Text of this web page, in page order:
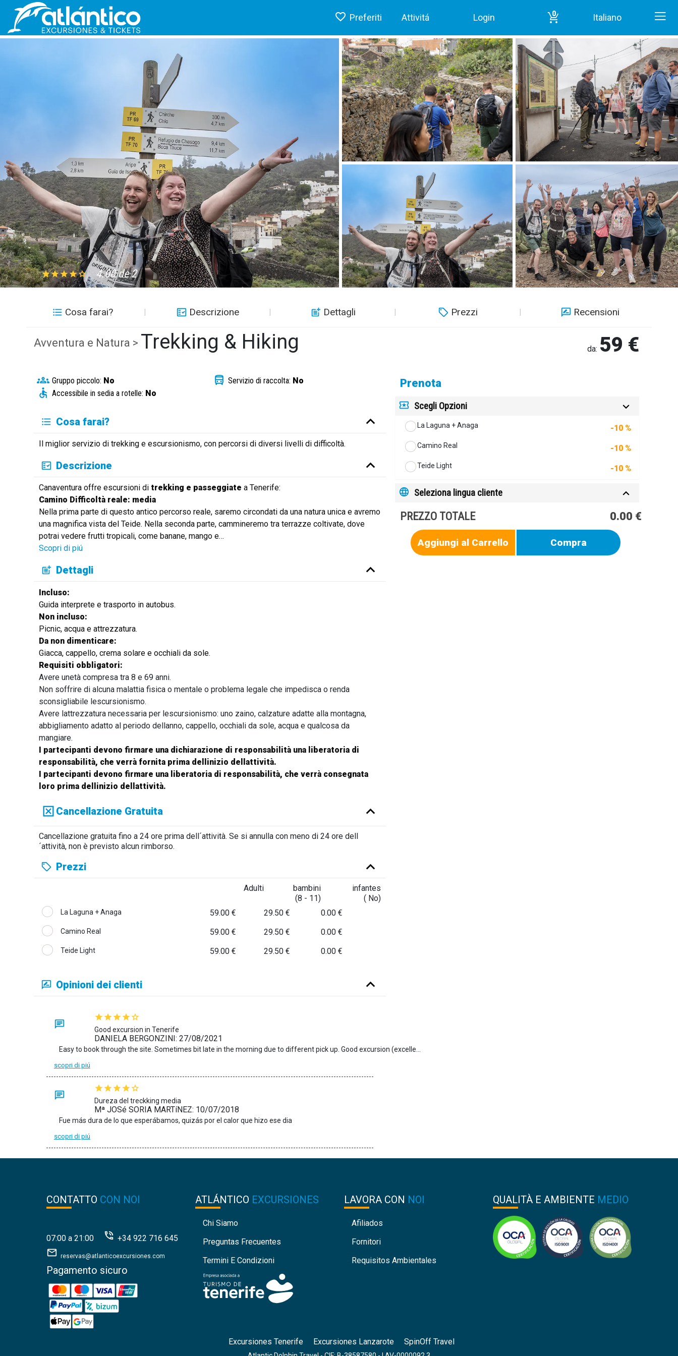
Preferiti Attivitá Login 0 Italiano
4.00 de 2
Cosa farai? Descrizione Dettagli Prezzi Recensioni
Avventura e Natura > Trekking & Hiking da: 59 €
Gruppo piccolo: No Servizio di raccolta: No
Accessibile in sedia a rotelle: No
Cosa farai?
Il miglior servizio di trekking e escursionismo, con percorsi di diversi livelli di difficoltà.
Descrizione
Canaventura offre escursioni di trekking e passeggiate a Tenerife:
Camino Difficoltà reale: media
Nella prima parte di questo antico percorso reale, saremo circondati da una natura unica e avremo
una magnifica vista del Teide. Nella seconda parte, cammineremo tra terrazze coltivate, dove
potrai vedere frutti tropicali, come banane, mango e…
Scopri di piú
Dettagli
Incluso:
Guida interprete e trasporto in autobus.
Non incluso:
Picnic, acqua e attrezzatura.
Da non dimenticare:
Giacca, cappello, crema solare e occhiali da sole.
Requisiti obbligatori:
Avere unetà compresa tra 8 e 69 anni.
Non soffrire di alcuna malattia fisica o mentale o problema legale che impedisca o renda
sconsigliabile lescursionismo.
Avere lattrezzatura necessaria per lescursionismo: uno zaino, calzature adatte alla montagna,
abbigliamento adatto al periodo dellanno, cappello, occhiali da sole, acqua e qualcosa da
mangiare.
I partecipanti devono firmare una dichiarazione di responsabilità una liberatoria di
responsabilità, che verrà fornita prima dellinizio dellattività.
I partecipanti devono firmare una liberatoria di responsabilità, che verrà consegnata
loro prima dellinizio dellattività.
Cancellazione Gratuita
Cancellazione gratuita fino a 24 ore prima dell´attività. Se si annulla con meno di 24 ore dell
´attività, non è previsto alcun rimborso.
Prezzi
Adulti
bambini
(8 - 11)
infantes
( No)
La Laguna + Anaga 59.00 € 29.50 € 0.00 €
Camino Real 59.00 € 29.50 € 0.00 €
Teide Light 59.00 € 29.50 € 0.00 €
Opinioni dei clienti
Good excursion in Tenerife
DANIELA BERGONZINI: 27/08/2021
scopri di piú
Dureza del treckking media
Mª JOSé SORIA MARTíNEZ: 10/07/2018
Fue más dura de lo que esperábamos, quizás por el calor que hizo ese dia
scopri di piú
Prenota
Scegli Opzioni
La Laguna + Anaga -10 %
Camino Real -10 %
Teide Light -10 %
Seleziona lingua cliente
PREZZO TOTALE 0.00 €
Aggiungi al Carrello Compra
CONTATTO CON NOI
07:00 a 21:00 +34 922 716 645
reservas@atlanticoexcursiones.com
Pagamento sicuro
ATLÁNTICO EXCURSIONES
Chi Siamo
Preguntas Frecuentes
Termini E Condizioni
LAVORA CON NOI
Afiliados
Fornitori
Requisitos Ambientales
QUALITÀ E AMBIENTE MEDIO
Excursiones Tenerife Excursiones Lanzarote SpinOff Travel